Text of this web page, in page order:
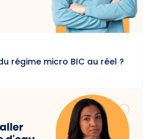
régime micro BIC au réel ?